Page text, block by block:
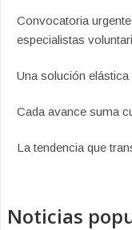
Convocatoria
especialistas
Una solución
Cada avance suma
La tendencia que
Noticias